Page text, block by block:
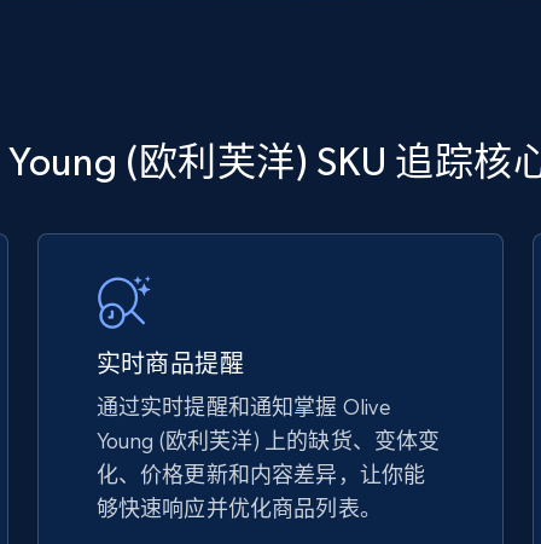
URL, Title, Available, Description, Currency, Initial
price, Final price, Discount percent, and more.
eBay - Gather data on products using
specified keywords
URL, Product id, Title, Seller name, Seller rating,
Seller reviews, Breadcrumbs, Root category, and
more.
(欧利芙洋) SKU 追踪核
实时商品提醒
通过实时提醒和通知掌握 Olive
Young (欧利芙洋) 上的缺货、变体变
化、价格更新和内容差异，让你能
够快速响应并优化商品列表。